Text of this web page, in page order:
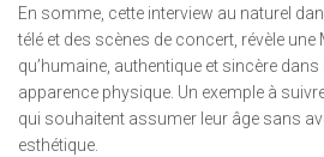
En somme, cette interview au naturel
télé et des scènes de concert, révèle une
qu’humaine, authentique et sincère
apparence physique. Un exemple à
qui souhaitent assumer leur âge sans
esthétique.